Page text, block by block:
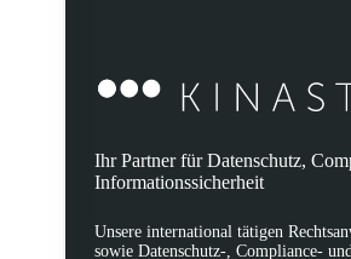
Ihr Partner für Datenschutz,
Informationssicherheit
Unsere international tätigen
sowie Datenschutz-, Compliance- und